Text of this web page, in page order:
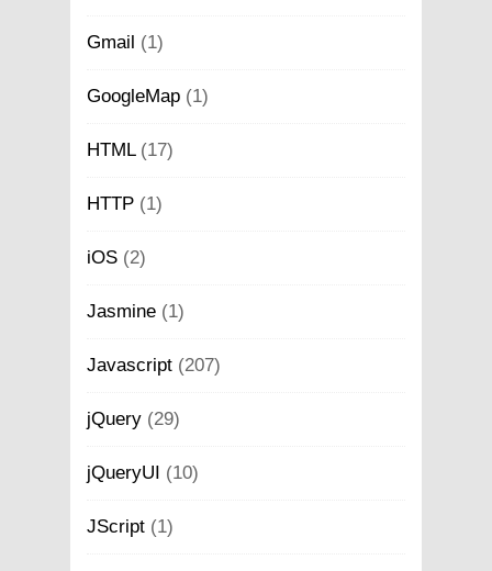
Gmail (1)
GoogleMap (1)
HTML(17)
HTTP (1)
iOS (2)
Jasmine (1)
Javascript (207)
jQuery (29)
jQueryUI (10)
JScript (1)